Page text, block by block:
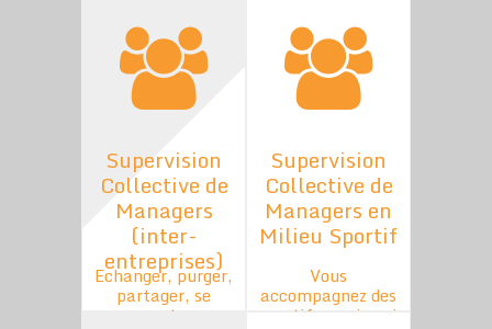
ensemble
Supervision
Collective de
Managers
(inter-
entreprises)
Echanger, purger,
partager, se
rassurer trouver
Supervision
Collective de
Managers en
Milieu Sportif
Vous
accompagnez des
sportifs, mais qui